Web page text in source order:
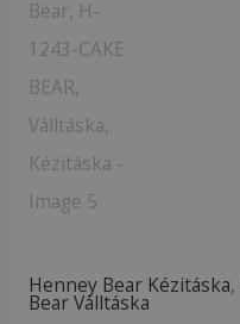
Henney Bear Kézitáska,
Bear Válltáska